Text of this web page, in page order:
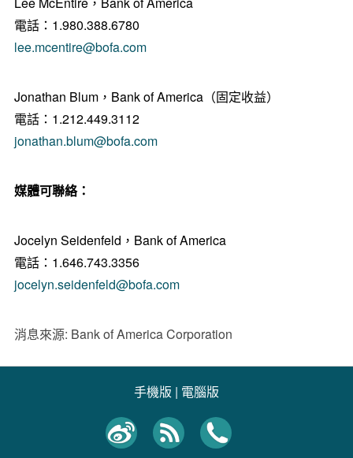
電話：1.980.388.6780
lee.mcentire@bofa.com
Jonathan Blum，Bank of America（固定收益）
電話：1.212.449.3112
jonathan.blum@bofa.com
媒體可聯絡：
Jocelyn Seidenfeld，Bank of America
電話：1.646.743.3356
jocelyn.seidenfeld@bofa.com
消息來源: Bank of America Corporation
手機版 | 電腦版